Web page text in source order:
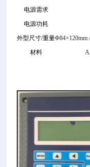
电源需求
电源功耗
外型尺寸/重量Φ84×120mm
材料